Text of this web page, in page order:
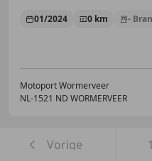
01/2024 0 km -
Motoport Wormerveer
NL-1521 ND WORMERVEER
Vorige 1